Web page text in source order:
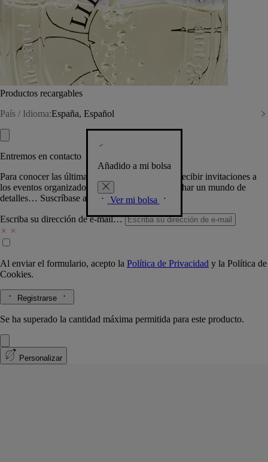
Productos recargables
País / Idioma:España, Español
Añadido a mi bolsa
Ver mi bolsa
Entremos en contacto
Para conocer las últimas creaciones de la Casa, recibir invitaciones a
los eventos organizados por Diptyque y aprovechar un mundo de
detalles… Suscríbase a nuestra newsletter.
Escriba su dirección de e-mail…
Al enviar el formulario, acepto la Política de Privacidad y la Política de
Cookies.
Registrarse
Se ha superado la cantidad máxima permitida para este producto.
Personalizar